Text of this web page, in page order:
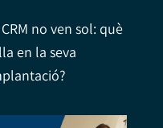
no ven sol: què
en la seva